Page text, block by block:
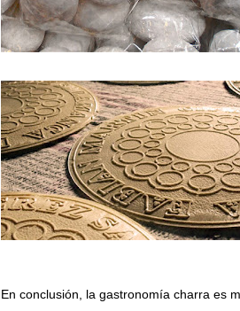
En conclusión, la gastronomía charra es